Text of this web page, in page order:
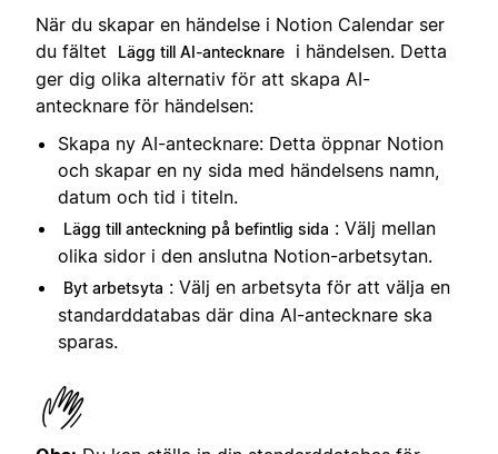
När du skapar en händelse i Notion Calendar ser
du fältet
Lägg till AI-antecknare
i händelsen. Detta
ger dig olika alternativ för att skapa AI-
antecknare för händelsen:
Skapa ny AI-antecknare: Detta öppnar Notion
och skapar en ny sida med händelsens namn,
datum och tid i titeln.
Lägg till anteckning på befintlig sida : Välj mellan
olika sidor i den anslutna Notion-arbetsytan.
Byt arbetsyta : Välj en arbetsyta för att välja en
standarddatabas där dina AI-antecknare ska
sparas.